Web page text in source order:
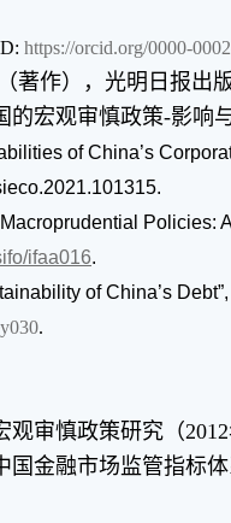
https://orcid.org/0000-
著作），光明日报出
的宏观审慎政策-影响
of China’s
ifaa016.
of China’s
.
观审慎政策研究（
金融市场监管指标